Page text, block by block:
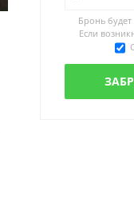
Бронь
Если